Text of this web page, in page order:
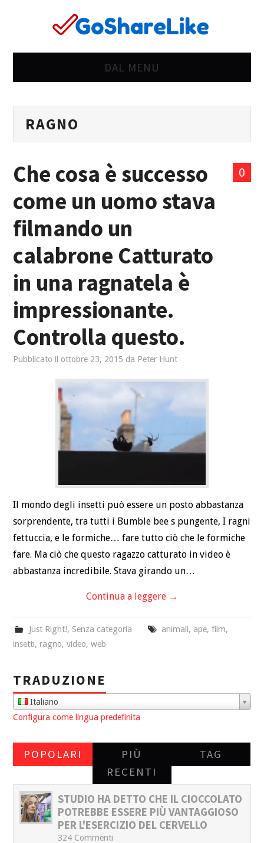
DAL MENU
OK
VITA
DONNE
VIAGGIARE
RELAZIONI
SALUTE
RAGNO
0
Che cosa è successo
come un uomo stava
filmando un
calabrone Catturato
in una ragnatela è
impressionante.
Controlla questo.
Pubblicato il ottobre 23, 2015 da Peter Hunt
Il mondo degli insetti può essere un posto abbastanza
sorprendente, tra tutti i Bumble bee s pungente, I ragni
fettuccia, e le formiche… fare tutto ciò che le formiche
fare. Ma ciò che questo ragazzo catturato in video è
abbastanza incredibile. Stava girando un…
Continua a leggere →
Just Right!, Senza categoria animali, ape, film,
insetti,ragno,video,web
TRADUZIONE
Italiano
Configura come lingua predefinita
POPOLARI
PIÙ
RECENTI
TAG
STUDIO HA DETTO CHE IL CIOCCOLATO
POTREBBE ESSERE PIÙ VANTAGGIOSO
PER L'ESERCIZIO DEL CERVELLO
324 Commenti